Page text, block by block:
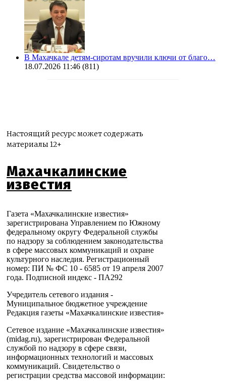
В Махачкале детям-сиротам вручили ключи от благо…
18.07.2026 11:46 (811)
Настоящий ресурс может содержать
материалы 12+
Махачкалинские
известия
Газета «Махачкалинские известия»
зарегистрирована Управлением по Южному
федеральному округу Федеральной службы
по надзору за соблюдением законодательства
в сфере массовых коммуникаций и охране
культурного наследия. Регистрационный
номер: ПИ № ФС 10 - 6585 от 19 апреля 2007
года. Подписной индекс - ПА292
Учредитель сетевого издания -
Муниципальное бюджетное учреждение
Редакция газеты «Махачкалинские известия»
Сетевое издание «Махачкалинские известия»
(midag.ru), зарегистрирован Федеральной
службой по надзору в сфере связи,
информационных технологий и массовых
коммуникаций. Свидетельство о
регистрации средства массовой информации: